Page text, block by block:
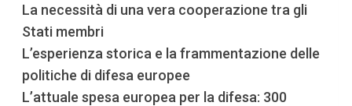
La necessità di una vera cooperazione tra gli
Stati membri
L’esperienza storica e la frammentazione delle
politiche di difesa europee
L’attuale spesa europea per la difesa: 300